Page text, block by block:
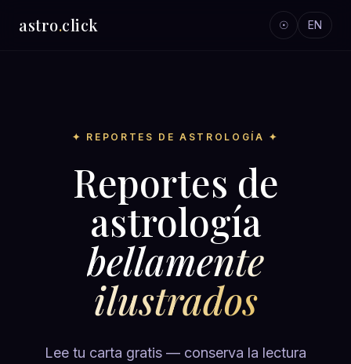
astro.click ☉ EN
✦ REPORTES DE ASTROLOGÍA ✦
Reportes de
astrología
bellamente
ilustrados
Lee tu carta gratis — conserva la lectura